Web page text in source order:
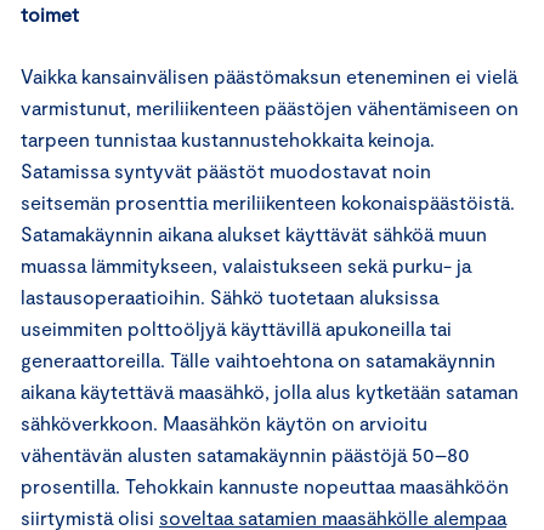
toimet
Vaikka kansainvälisen päästömaksun eteneminen ei vielä
varmistunut, meriliikenteen päästöjen vähentämiseen on
tarpeen tunnistaa kustannustehokkaita keinoja.
Satamissa syntyvät päästöt muodostavat noin
seitsemän prosenttia meriliikenteen kokonaispäästöistä.
Satamakäynnin aikana alukset käyttävät sähköä muun
muassa lämmitykseen, valaistukseen sekä purku- ja
lastausoperaatioihin. Sähkö tuotetaan aluksissa
useimmiten polttoöljyä käyttävillä apukoneilla tai
generaattoreilla. Tälle vaihtoehtona on satamakäynnin
aikana käytettävä maasähkö, jolla alus kytketään sataman
sähköverkkoon. Maasähkön käytön on arvioitu
vähentävän alusten satamakäynnin päästöjä 50–80
prosentilla. Tehokkain kannuste nopeuttaa maasähköön
siirtymistä olisi soveltaa satamien maasähkölle alempaa